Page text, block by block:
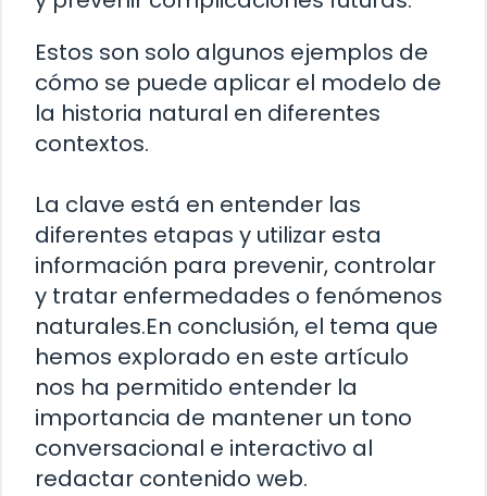
Estos son solo algunos ejemplos de
cómo se puede aplicar el modelo de
la historia natural en diferentes
contextos.
La clave está en entender las
diferentes etapas y utilizar esta
información para prevenir, controlar
y tratar enfermedades o fenómenos
naturales.En conclusión, el tema que
hemos explorado en este artículo
nos ha permitido entender la
importancia de mantener un tono
conversacional e interactivo al
redactar contenido web.